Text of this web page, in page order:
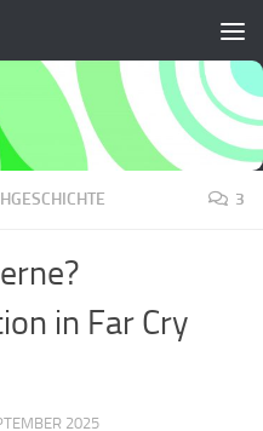
3
in Far Cry
2025